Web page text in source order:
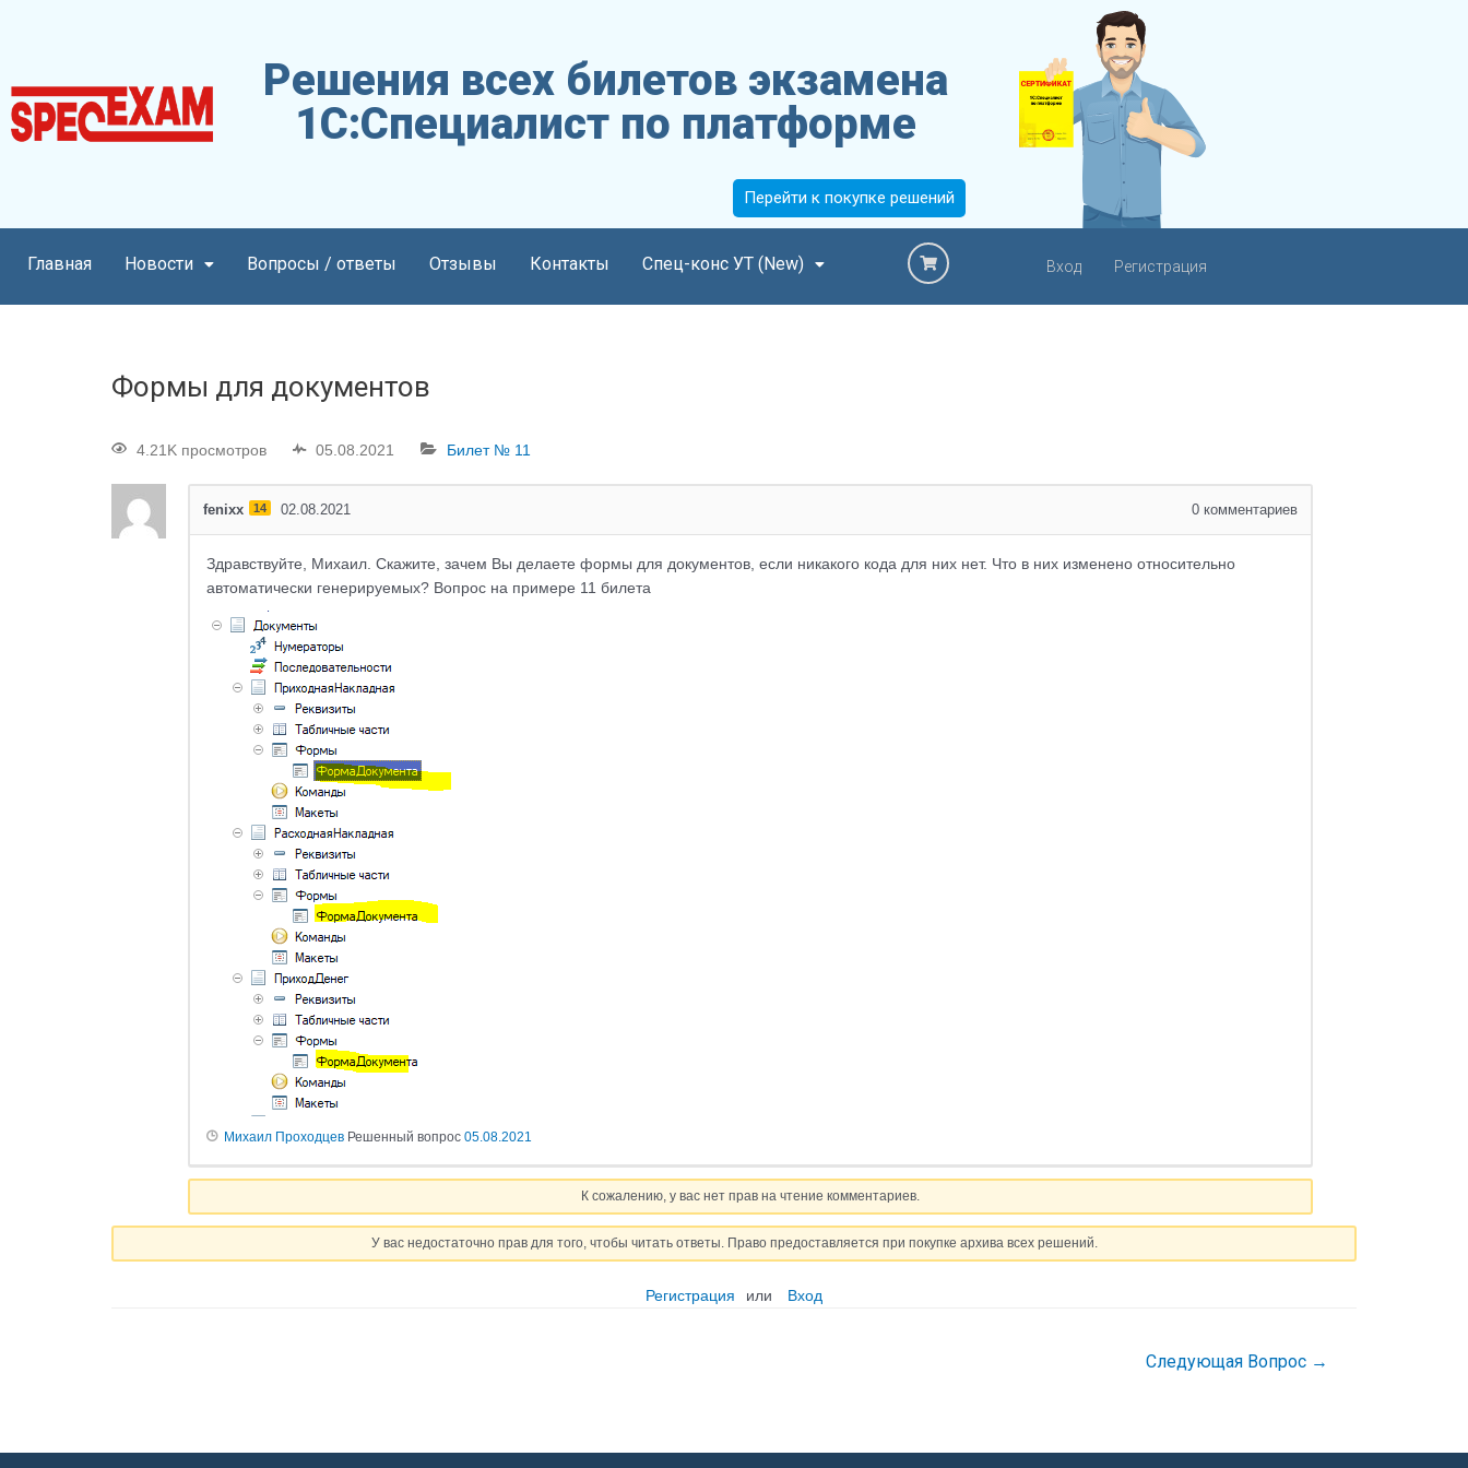
Решения всех билетов экзамена
1С:Специалист по платформе
Перейти к покупке решений
Главная Новости Вопросы / ответы Отзывы Контакты Спец-конс УТ (New) Вход Регистрация
Формы для документов
4.21K просмотров 05.08.2021 Билет № 11
fenixx 14 02.08.2021 0 комментариев
Здравствуйте, Михаил. Скажите, зачем Вы делаете формы для документов, если никакого кода для них нет. Что в них изменено относительно
автоматически генерируемых? Вопрос на примере 11 билета
Михаил Проходцев Решенный вопрос 05.08.2021
К сожалению, у вас нет прав на чтение комментариев.
У вас недостаточно прав для того, чтобы читать ответы. Право предоставляется при покупке архива всех решений.
Регистрация или Вход
Следующая Вопрос →